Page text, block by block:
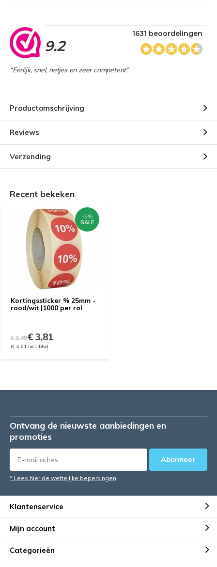
9.2
1631 beoordelingen
“Eerlijk, snel, netjes en zeer competent”
Productomschrijving
Reviews
Verzending
Recent bekeken
Kortingssticker % 25mm -
rood/wit |1000 per rol
-5%
SALE
€ 3,99€ 3,81
(€ 4,61 Incl. btw)
Ontvang de nieuwste aanbiedingen en
promoties
Abonneer
* Lees hier de wettelijke beperkingen
Klantenservice
Mijn account
Categorieën